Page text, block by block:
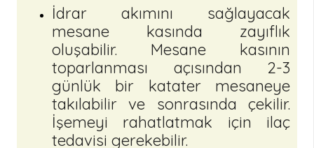
İdrar akımını sağlayacak
mesane kasında zayıflık
oluşabilir. Mesane kasının
toparlanması açısından 2-3
günlük bir katater mesaneye
takılabilir ve sonrasında çekilir.
İşemeyi rahatlatmak için ilaç
tedavisi gerekebilir.